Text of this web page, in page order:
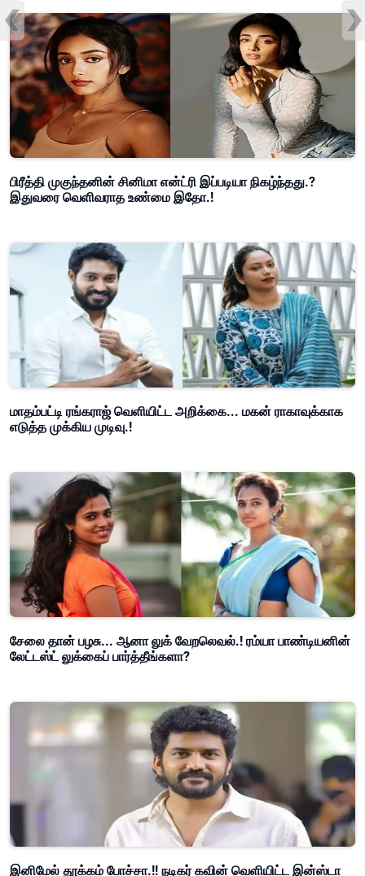
பிரீத்தி முகுந்தனின் சினிமா என்ட்ரி இப்படியா நிகழ்ந்தது.?
இதுவரை வெளிவராத உண்மை இதோ.!
மாதம்பட்டி ரங்கராஜ் வெளியிட்ட அறிக்கை... மகன் ராகாவுக்காக
எடுத்த முக்கிய முடிவு.!
சேலை தான் பழசு... ஆனா லுக் வேறலெவல்.! ரம்யா பாண்டியனின்
லேட்டஸ்ட் லுக்கைப் பார்த்தீங்களா?
இனிமேல் தூக்கம் போச்சா.!! நடிகர் கவின் வெளியிட்ட இன்ஸ்டா